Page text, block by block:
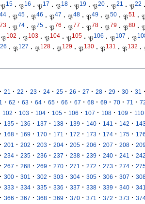
𝔓15 · 𝔓16 · 𝔓17 · 𝔓18 · 𝔓19 · 𝔓20 · 𝔓21 · 𝔓22 ·
44 · 𝔓45 · 𝔓46 · 𝔓47 · 𝔓48 · 𝔓49 · 𝔓50 · 𝔓51 ·
73 · 𝔓74 · 𝔓75 · 𝔓76 · 𝔓77 · 𝔓78 · 𝔓79 · 𝔓80 ·
𝔓102 · 𝔓103 · 𝔓104 · 𝔓105 · 𝔓106 · 𝔓107 · 𝔓
· 𝔓127 · 𝔓128 · 𝔓129 · 𝔓130 · 𝔓131 · 𝔓132 ·
· 21 · 22 · 23 · 24 · 25 · 26 · 27 · 28 · 29 · 30 · 31 ·
· 62 · 63 · 64 · 65 · 66 · 67 · 68 · 69 · 70 · 71 ·
102 · 103 · 104 · 105 · 106 · 107 · 108 · 109 · 110
· 135 · 136 · 137 · 138 · 139 · 140 · 141 · 142 ·
· 168 · 169 · 170 · 171 · 172 · 173 · 174 · 175 · 176
· 201 · 202 · 203 · 204 · 205 · 206 · 207 · 208 ·
· 234 · 235 · 236 · 237 · 238 · 239 · 240 · 241 · 242
· 267 · 268 · 269 · 270 · 271 · 272 · 273 · 274 ·
· 300 · 301 · 302 · 303 · 304 · 305 · 306 · 307 ·
· 333 · 334 · 335 · 336 · 337 · 338 · 339 · 340 · 341
· 366 · 367 · 368 · 369 · 370 · 371 · 372 · 373 ·